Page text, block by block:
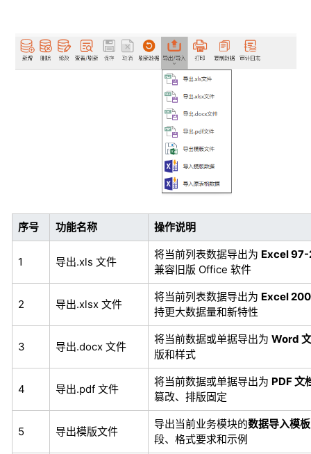
序号 功能名称 操作说明
1 导出.xls 文件
将当前列表数据导出为 Excel
兼容旧版 Office 软件
2 导出.xlsx 文件
将当前列表数据导出为 Excel
持更大数据量和新特性
3 导出.docx 文件
将当前数据或单据导出为 Word
版和样式
4 导出.pdf 文件
将当前数据或单据导出为 PDF 文
篡改、排版固定
5 导出模版文件
导出当前业务模块的数据导入模
段、格式要求和示例